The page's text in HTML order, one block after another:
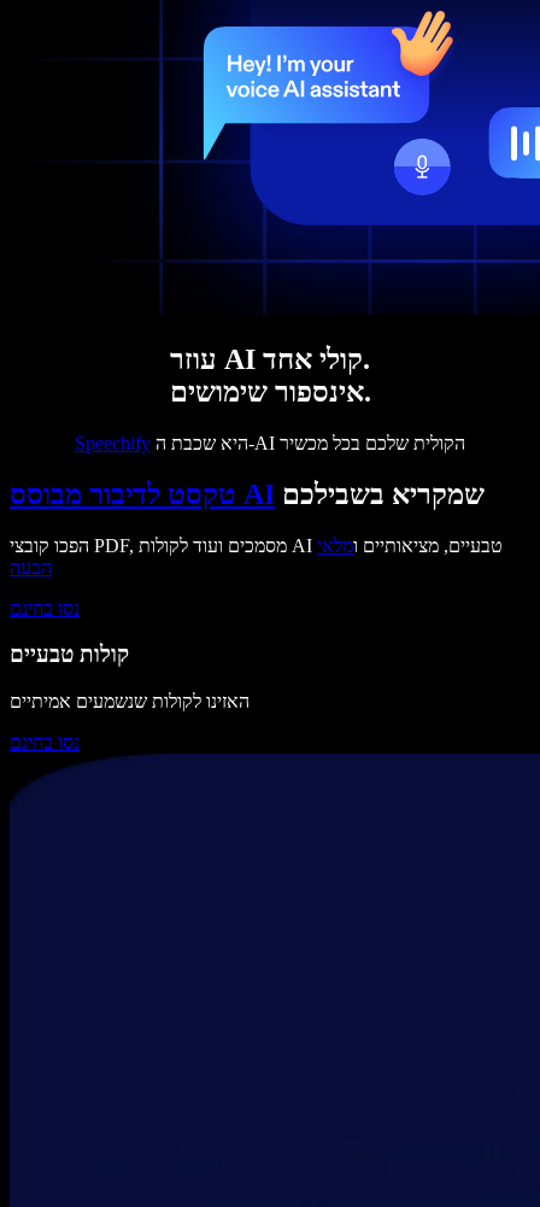
עוזר AI קולי אחד.
אינספור שימושים.
Speechify היא שכבת ה-AI הקולית שלכם בכל מכשיר
טקסט לדיבור מבוסס AI שמקריא בשבילכם
הפכו קובצי PDF, מסמכים ועוד לקולות AI טבעיים, מציאותיים ומלאי
הבעה
נסו בחינם
קולות טבעיים
האזינו לקולות שנשמעים אמיתיים
נסו בחינם